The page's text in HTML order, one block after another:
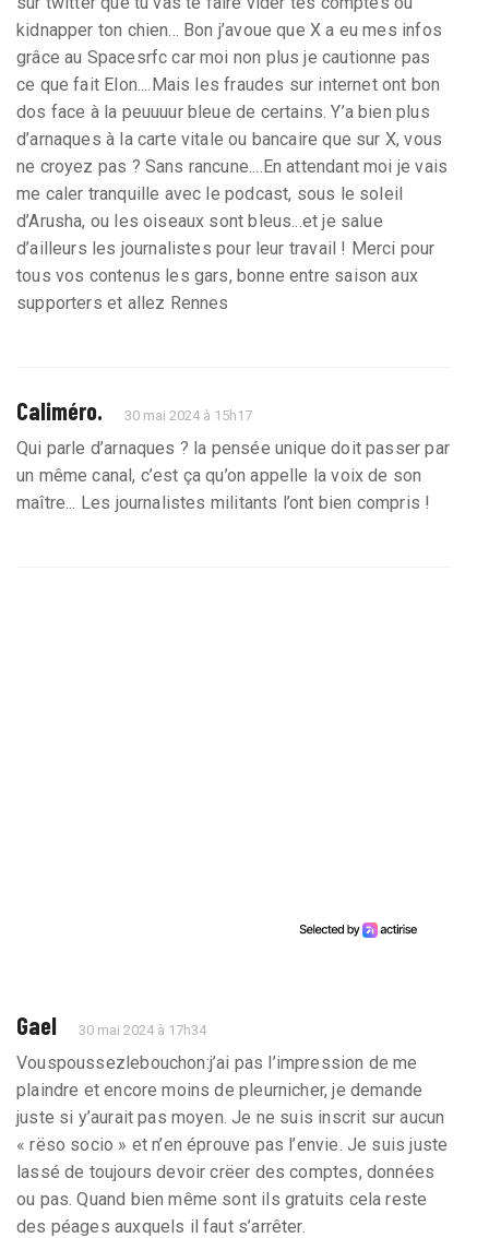
kidnapper ton chien... Bon j’avoue que X a eu mes infos
grâce au Spacesrfc car moi non plus je cautionne pas
ce que fait Elon....Mais les fraudes sur internet ont bon
dos face à la peuuuur bleue de certains. Y’a bien plus
d’arnaques à la carte vitale ou bancaire que sur X, vous
ne croyez pas ? Sans rancune....En attendant moi je vais
me caler tranquille avec le podcast, sous le soleil
d’Arusha, ou les oiseaux sont bleus...et je salue
d’ailleurs les journalistes pour leur travail ! Merci pour
tous vos contenus les gars, bonne entre saison aux
supporters et allez Rennes
Caliméro. 30 mai 2024 à 15h17
Qui parle d’arnaques ? la pensée unique doit passer par
un même canal, c’est ça qu’on appelle la voix de son
maître... Les journalistes militants l’ont bien compris !
Gael 30 mai 2024 à 17h34
Vouspoussezlebouchon:j’ai pas l’impression de me
plaindre et encore moins de pleurnicher, je demande
juste si y’aurait pas moyen. Je ne suis inscrit sur aucun
« rëso socio » et n’en éprouve pas l’envie. Je suis juste
lassé de toujours devoir crëer des comptes, données
ou pas. Quand bien même sont ils gratuits cela reste
des péages auxquels il faut s’arrêter.